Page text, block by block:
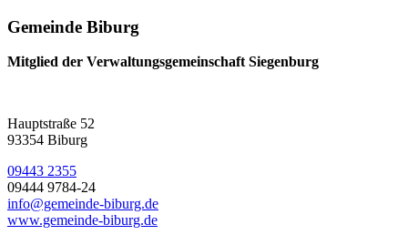
Gemeinde Biburg
Mitglied der Verwaltungsgemeinschaft Siegenburg
Hauptstraße 52
93354 Biburg
09443 2355
09444 9784-24
info@gemeinde-biburg.de
www.gemeinde-biburg.de